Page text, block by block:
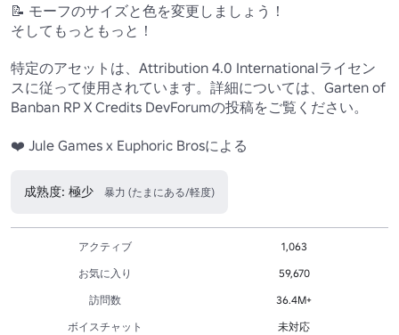
📝 モーフのサイズと色を変更しましょう！
そしてもっともっと！
特定のアセットは、Attribution 4.0 Internationalライセン
スに従って使用されています。詳細については、Garten of
Banban RP X Credits DevForumの投稿をご覧ください。
❤️ Jule Games x Euphoric Brosによる
成熟度: 極少 暴力 (たまにある/軽度)
アクティブ
1,063
お気に入り
59,670
訪問数
36.4M+
ボイスチャット
未対応